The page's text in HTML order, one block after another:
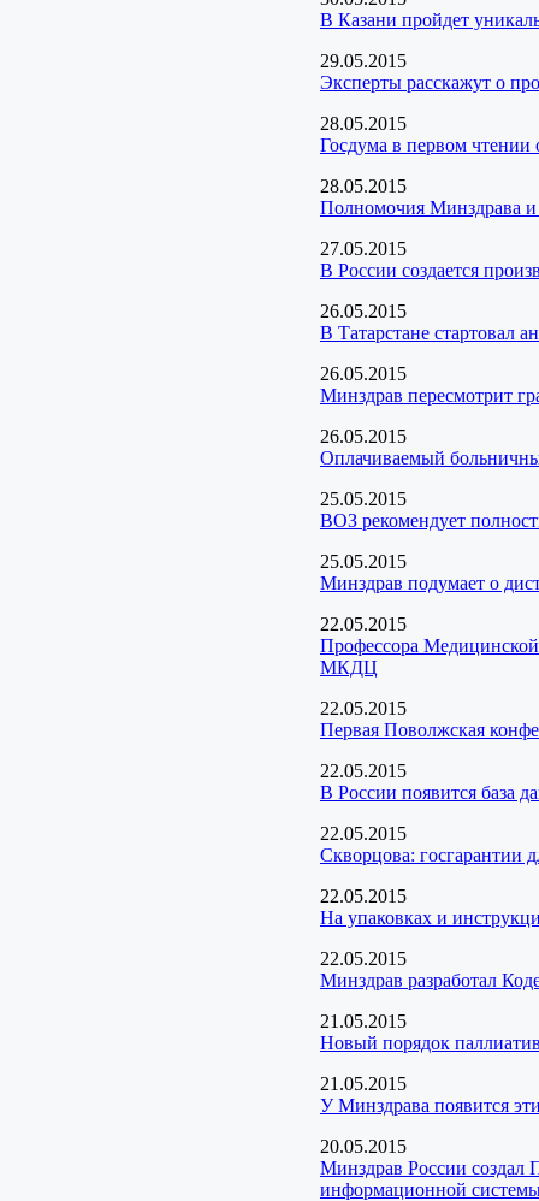
В Казани пройдет
29.05.2015
Эксперты расскажут о
28.05.2015
Госдума в первом чтении
28.05.2015
Полномочия Минздрава и
27.05.2015
В России создается
26.05.2015
В Татарстане стартовал
26.05.2015
Минздрав пересмотрит
26.05.2015
Оплачиваемый
25.05.2015
ВОЗ рекомендует
25.05.2015
Минздрав подумает о
22.05.2015
Профессора
МКДЦ
22.05.2015
Первая Поволжская
22.05.2015
В России появится база
22.05.2015
Скворцова: госгарантии
22.05.2015
На упаковках и
22.05.2015
Минздрав разработал
21.05.2015
Новый порядок
21.05.2015
У Минздрава появится
20.05.2015
Минздрав России создал
информационной